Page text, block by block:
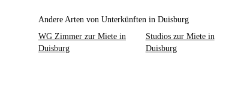
Andere Arten von Unterkünften in Duisburg
WG Zimmer zur Miete in
Duisburg
Studios zur Miete in
Duisburg